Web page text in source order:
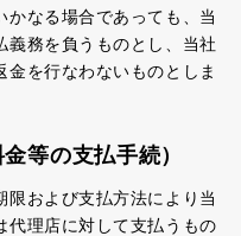
かなる場合であっても、当
義務を負うものとし、当社
を行なわないものとしま
等の支払手続）
および支払方法により当
代理店に対して支払うもの